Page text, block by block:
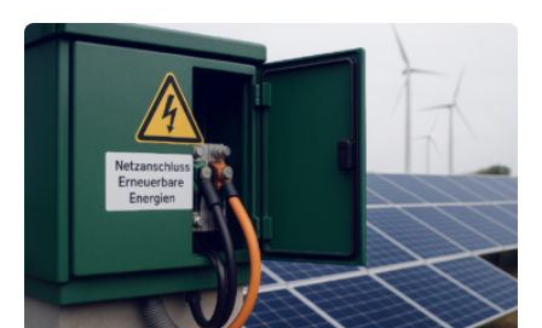
Quartieren“ eingeworben. Ziel des Projekts ist die
Entwicklung, Erprobung und Demonstration von
Konzepten zur langfristigen Energiespeicherung in
sektorübergreifend vernetzten Energiesystemen. Das
Projekt startete am 15. Oktober 2025, hat eine Laufzeit
von drei Jahren und ein Gesamtvolumen von rund 2,9
Millionen Euro, wovon 2,6 Millionen Euro durch das
Ministerium für Umwelt, Klima und…